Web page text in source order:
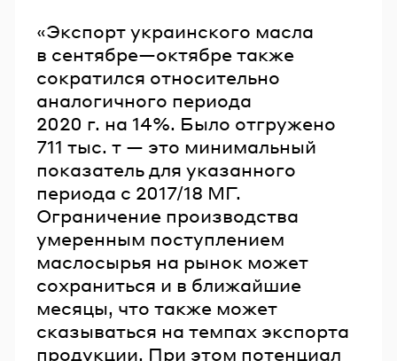
«Экспорт украинского масла
в сентябре—октябре также
сократился относительно
аналогичного периода
2020 г. на 14%. Было отгружено
711 тыс. т — это минимальный
показатель для указанного
периода с 2017/18 МГ.
Ограничение производства
умеренным поступлением
маслосырья на рынок может
сохраниться и в ближайшие
месяцы, что также может
сказываться на темпах экспорта
продукции. При этом потенциал